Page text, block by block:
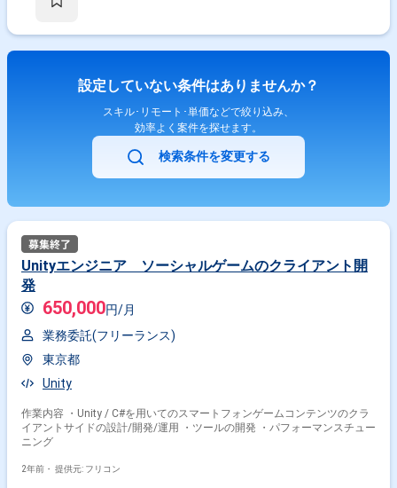
設定していない条件はありませんか？
スキル･リモート･単価などで絞り込み、
効率よく案件を探せます。
検索条件を変更する
Unityエンジニア ソーシャルゲームのクライアント開
発
650,000円/月
業務委託(フリーランス)
東京都
Unity
作業内容 ・Unity / C#を用いてのスマートフォンゲームコンテンツのクラ
イアントサイドの設計/開発/運用 ・ツールの開発 ・パフォーマンスチュー
ニング
2年前・ 提供元: フリコン